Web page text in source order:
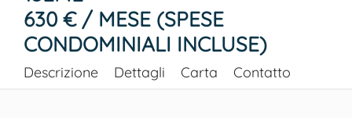
630 € / MESE (SPESE
CONDOMINIALI INCLUSE)
Descrizione Dettagli Carta Contatto